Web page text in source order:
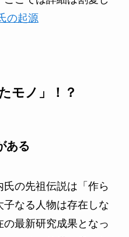
の起源
モノ」！？
ある
の先祖伝説は「作ら
なる人物は存在しな
最新研究成果となっ